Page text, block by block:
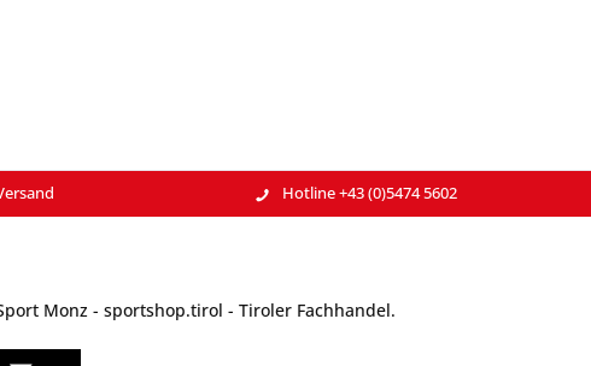
Hotline +43 (0)5474 5602
Monz - sportshop.tirol - Tiroler Fachhandel.